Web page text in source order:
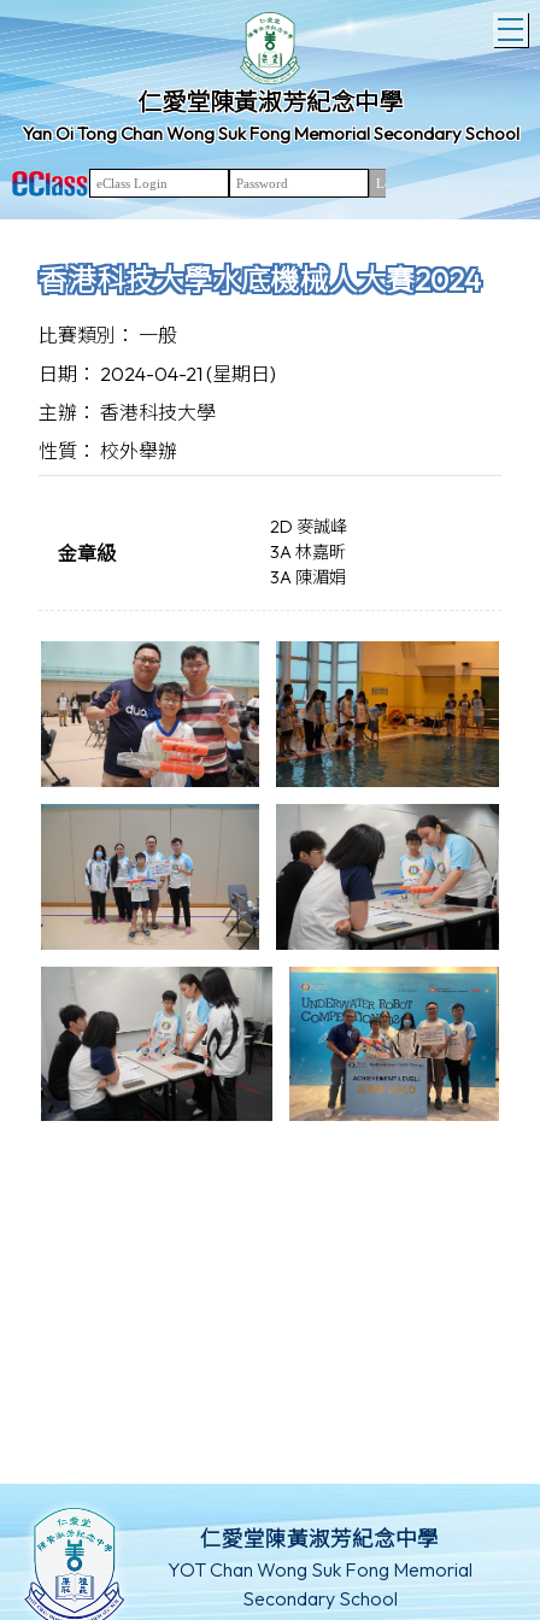
仁愛堂陳黃淑芳紀念中學
Yan Oi Tong Chan Wong Suk Fong Memorial Secondary School
香港科技大學水底機械人大賽2024
比賽類別： 一般
日期： 2024-04-21 (星期日)
主辦： 香港科技大學
性質： 校外舉辦
金章級
2D 麥誠峰
3A 林嘉昕
3A 陳湄娟
仁愛堂陳黃淑芳紀念中學
YOT Chan Wong Suk Fong Memorial
Secondary School